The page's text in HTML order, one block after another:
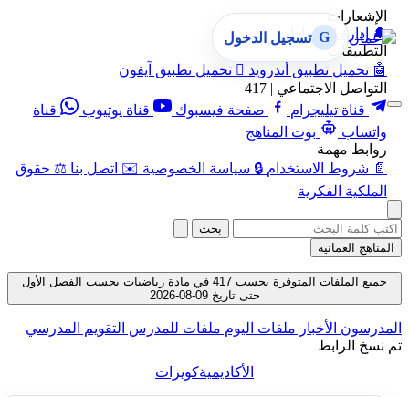
الإشعارات
🔔 إدارة الإشعارات
التطبيقات
🤖 تحميل تطبيق أندرويد  تحميل تطبيق آيفون
التواصل الاجتماعي | 417
قناة تيليجرام
صفحة فيسبوك قناة يوتيوب
قناة
واتساب
بوت المناهج
روابط مهمة
📄 شروط الاستخدام 🔒 سياسة الخصوصية ✉️ اتصل بنا ⚖️ حقوق
الملكية الفكرية
G تسجيل الدخول
بحث
المناهج العمانية
جميع الملفات المتوفرة بحسب 417 في مادة رياضيات بحسب الفصل الأول
حتى تاريخ 09-08-2026
المدرسون الأخبار ملفات اليوم ملفات للمدرس التقويم المدرسي
تم نسخ الرابط
الأكاديميةكويزات